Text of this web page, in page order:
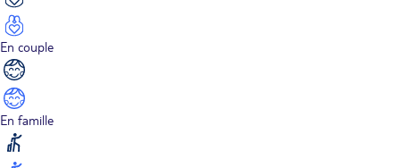
En couple
En famille